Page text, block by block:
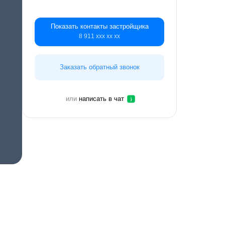
Показать контакты застройщика
8 911 ххх хх хх
Заказать обратный звонок
или написать в чат